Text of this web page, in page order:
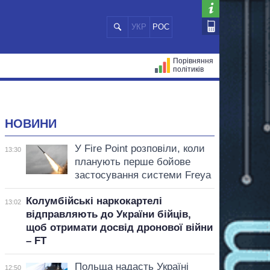
УКР РОС
Порівняння
політиків
НОВИНИ
13:30
У Fire Point розповіли, коли
планують перше бойове
застосування системи Freya
13:02
Колумбійські наркокартелі
відправляють до України бійців,
щоб отримати досвід дронової війни
– FT
12:50
Польща надасть Україні